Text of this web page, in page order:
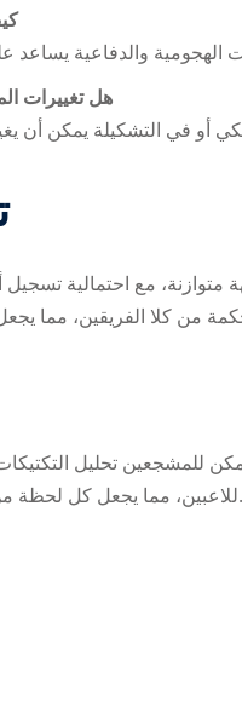
هل تغييرات
مع احتمالية تسجيل
للمشجعين تحليل
للاعبين، مما يجعل كل لحظة من المباراة مليئة بالتشويق والإثارة.